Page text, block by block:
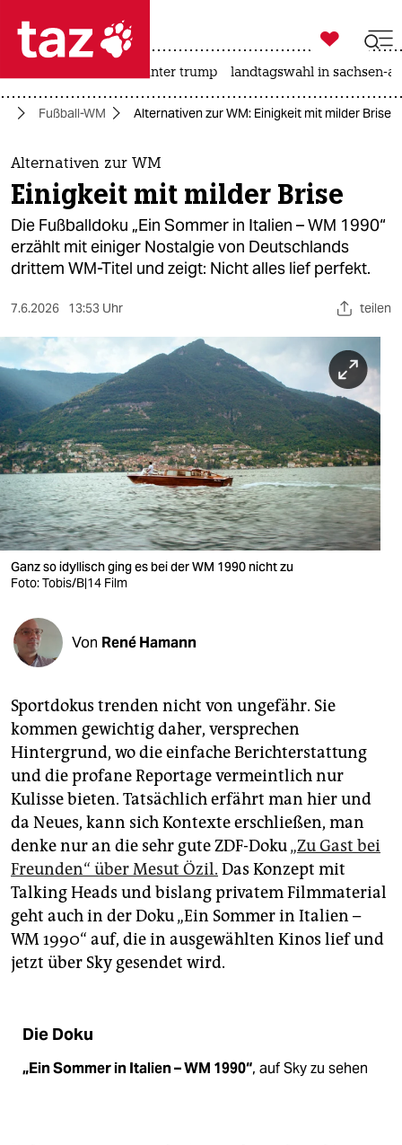
 taz zahl ich
taz zahl ich
themen
politik
öko
sport
berlin
nord
wahrheit
verlag
verlag
shop
fragen & hilfe
unterstützen
abo
genossenschaft
epaper login

taz zahl ich
usa unter trump landtagswahl in sachsen-
Fußball-WM Alternativen zur WM: Einigkeit mit milder Brise
Alternativen zur WM
Einigkeit mit milder Brise
Die Fußballdoku „Ein Sommer in Italien – WM 1990“
erzählt mit einiger Nostalgie von Deutschlands
drittem WM-Titel und zeigt: Nicht alles lief perfekt.
7.6.2026 13:53 Uhr teilen
Ganz so idyllisch ging es bei der WM 1990 nicht zu
Foto: Tobis/B|14 Film
Von René Hamann
Sportdokus trenden nicht von ungefähr. Sie
kommen gewichtig daher, versprechen
Hintergrund, wo die einfache Berichterstattung
und die profane Reportage vermeintlich nur
Kulisse bieten. Tatsächlich erfährt man hier und
da Neues, kann sich Kontexte erschließen, man
denke nur an die sehr gute ZDF-Doku„Zu Gast bei
Freunden“ über Mesut Özil. Das Konzept mit
Talking Heads und bislang privatem Filmmaterial
geht auch in der Doku „Ein Sommer in Italien –
WM 1990“ auf, die in ausgewählten Kinos lief und
jetzt über Sky gesendet wird.
Die Doku
„Ein Sommer in Italien – WM 1990“, auf Sky zu sehen